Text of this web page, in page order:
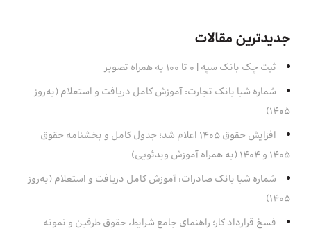
جدیدترین مقالات
ثبت چک بانک سپه | ۰ تا ۱۰۰ به همراه تصویر
شماره شبا بانک تجارت: آموزش کامل دریافت و استعلام (به‌روز
۱۴۰۵)
افزایش حقوق 1405 اعلام شد؛ جدول کامل و بخشنامه حقوق
1405 و 1404 (به همراه آموزش ویدئویی)
شماره شبا بانک صادرات: آموزش کامل دریافت و استعلام (به‌روز
۱۴۰۵)
فسخ قرارداد کار؛ راهنمای جامع شرایط، حقوق طرفین و نمونه